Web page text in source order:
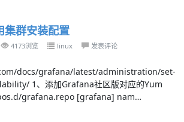
集群安装配置
4173浏览 linux 发表评论
docs/grafana/latest/administration/set-
1、添加Grafana社区版对应的Yum
grafana.repo [grafana] nam…